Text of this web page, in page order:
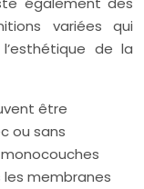
variées qui
de la
être
ou sans
les membranes